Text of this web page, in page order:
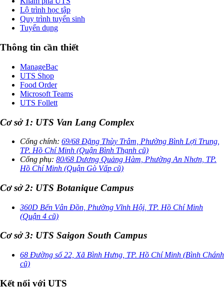
Lộ trình học tập
Quy trình tuyển sinh
Tuyển dụng
Thông tin cần thiết
ManageBac
UTS Shop
Food Order
Microsoft Teams
UTS Follett
Cơ sở 1: UTS Van Lang Complex
Cổng chính: 69/68 Đặng Thùy Trâm, Phường Bình Lợi Trung,
TP. Hồ Chí Minh (Quận Bình Thạnh cũ)
Cổng phụ: 80/68 Dương Quảng Hàm, Phường An Nhơn, TP.
Hồ Chí Minh (Quận Gò Vấp cũ)
Cơ sở 2: UTS Botanique Campus
360D Bến Vân Đồn, Phường Vĩnh Hội, TP. Hồ Chí Minh
(Quận 4 cũ)
Cơ sở 3: UTS Saigon South Campus
68 Đường số 22, Xã Bình Hưng, TP. Hồ Chí Minh (Bình Chánh
cũ)
Kết nối với UTS